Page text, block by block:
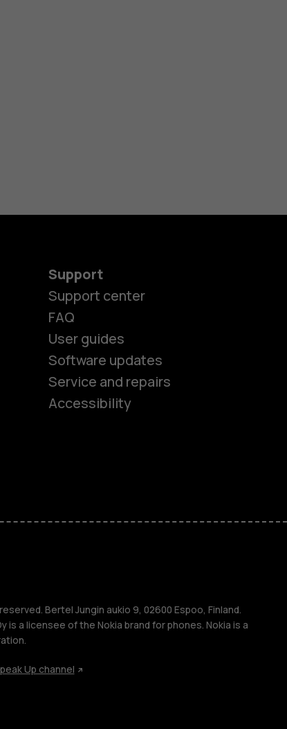
Support
Support center
FAQ
User guides
Software updates
Service and repairs
Accessibility
Bertel Jungin aukio 9, 02600 Espoo, Finland.
is a licensee of the Nokia brand for phones. Nokia is a
Up channel